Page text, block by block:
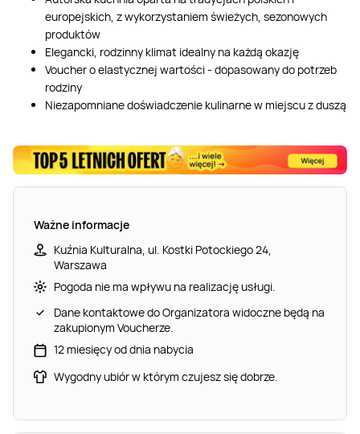
europejskich, z wykorzystaniem świeżych, sezonowych
produktów
Elegancki, rodzinny klimat idealny na każdą okazję
Voucher o elastycznej wartości - dopasowany do potrzeb
rodziny
Niezapomniane doświadczenie kulinarne w miejscu z duszą
Ważne informacje
Kuźnia Kulturalna, ul. Kostki Potockiego 24,
Warszawa
Pogoda nie ma wpływu na realizację usługi.
Dane kontaktowe do Organizatora widoczne będą na
zakupionym Voucherze.
12 miesięcy od dnia nabycia
Wygodny ubiór w którym czujesz się dobrze.